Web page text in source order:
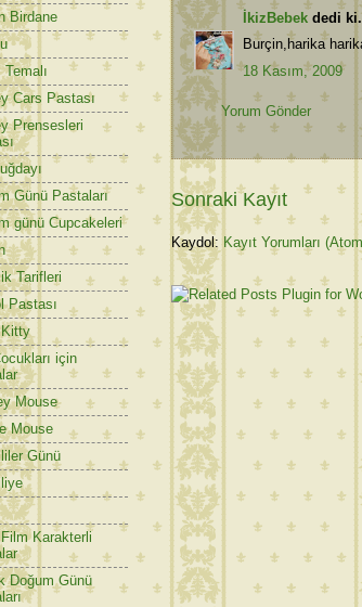
İkizBebek dedi
Burçin,harika
18 Kasım, 2009
Yorum Gönder
Sonraki Kayıt
Kaydol: Kayıt Yorumları
Birdane
Temalı
Cars Pastası
Prensesleri
Günü Pastaları
günü Cupcakeleri
Tarifleri
Pastası
Kitty
için
Mouse
Mouse
Günü
Karakterli
Doğum Günü